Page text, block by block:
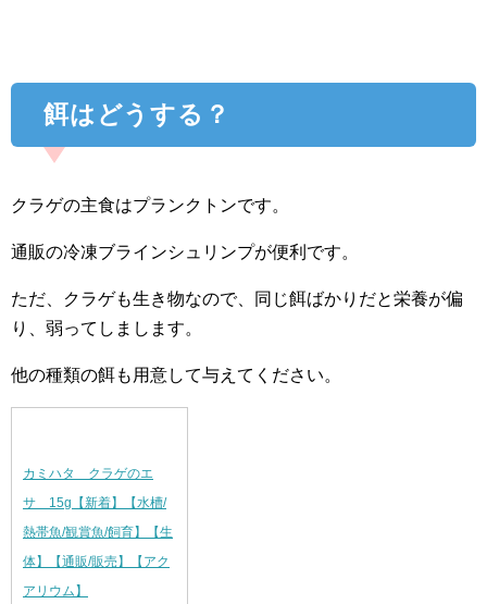
餌はどうする？
クラゲの主食はプランクトンです。
通販の冷凍ブラインシュリンプが便利です。
ただ、クラゲも生き物なので、同じ餌ばかりだと栄養が偏
り、弱ってしまします。
他の種類の餌も用意して与えてください。
カミハタ クラゲのエ
サ 15g【新着】【水槽/
熱帯魚/観賞魚/飼育】【生
体】【通販/販売】【アク
アリウム】